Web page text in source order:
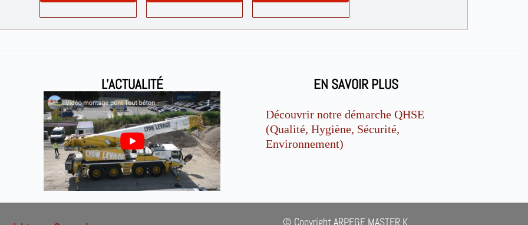
L'ACTUALITÉ EN SAVOIR PLUS
Découvrir notre démarche QHSE
(Qualité, Hygiène, Sécurité,
Environnement)
© Copyright ARPEGE MASTER K